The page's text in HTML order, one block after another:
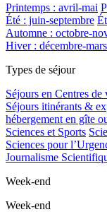
Printemps : avril-mai
Été : juin-septembre
Automne : octobre-
Hiver : décembre-mars
Types de séjour
Séjours en Centres de
Séjours itinérants &
hébergement en gîte
Sciences et Sports
Sciences pour
Journalisme
Week-end
Week-end